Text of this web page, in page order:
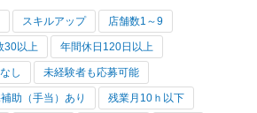
スキルアップ 店舗数1～9
30以上 年間休日120日以上
し 未経験者も応募可能
助（手当）あり 残業月10ｈ以下